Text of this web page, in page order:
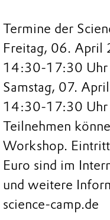
Termine der
Freitag, 06. April
14:30-17:30 Uhr
Samstag, 07.
14:30-17:30 Uhr
Teilnehmen
Workshop.
Euro sind im
und weitere
science-camp.de